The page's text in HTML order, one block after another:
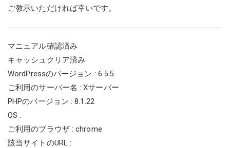
ご教示いただければ幸いです。
マニュアル確認済み
キャッシュクリア済み
WordPressのバージョン : 6.5.5
ご利用のサーバー名 : Xサーバー
PHPのバージョン : 8.1.22
OS :
ご利用のブラウザ : chrome
該当サイトのURL :